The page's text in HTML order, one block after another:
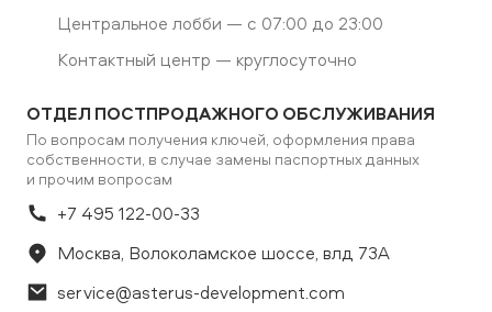
Центральное лобби — с 07:00 до 23:00
Контактный центр — круглосуточно
ОТДЕЛ ПОСТПРОДАЖНОГО ОБСЛУЖИВАНИЯ
По вопросам получения ключей, оформления права
собственности, в случае замены паспортных данных
и прочим вопросам
+7 495 122-00-33
Москва, Волоколамское шоссе, влд 73А
service@asterus-development.com